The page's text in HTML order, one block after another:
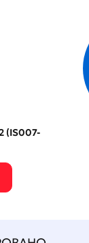
(IS007-